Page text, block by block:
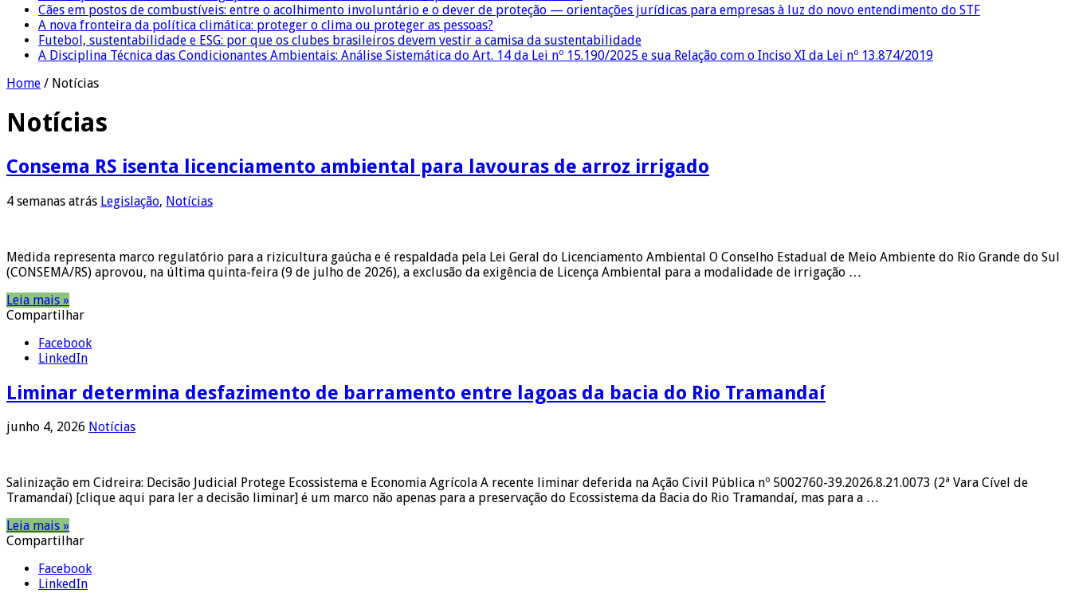
Cães em postos de combustíveis: entre o acolhimento involuntário e o dever de proteção — orientações jurídicas para empresas à luz do novo entendimento do STF
A nova fronteira da política climática: proteger o clima ou proteger as pessoas?
Futebol, sustentabilidade e ESG: por que os clubes brasileiros devem vestir a camisa da sustentabilidade
A Disciplina Técnica das Condicionantes Ambientais: Análise Sistemática do Art. 14 da Lei nº 15.190/2025 e sua Relação com o Inciso XI da Lei nº 13.874/2019
Home / Notícias
Notícias
Consema RS isenta licenciamento ambiental para lavouras de arroz irrigado
4 semanas atrás Legislação, Notícias
Medida representa marco regulatório para a rizicultura gaúcha e é respaldada pela Lei Geral do Licenciamento Ambiental O Conselho Estadual de Meio Ambiente do Rio Grande do Sul
(CONSEMA/RS) aprovou, na última quinta-feira (9 de julho de 2026), a exclusão da exigência de Licença Ambiental para a modalidade de irrigação …
Leia mais »
Compartilhar
Facebook
LinkedIn
Liminar determina desfazimento de barramento entre lagoas da bacia do Rio Tramandaí
junho 4, 2026 Notícias
Salinização em Cidreira: Decisão Judicial Protege Ecossistema e Economia Agrícola A recente liminar deferida na Ação Civil Pública nº 5002760-39.2026.8.21.0073 (2ª Vara Cível de
Tramandaí) [clique aqui para ler a decisão liminar] é um marco não apenas para a preservação do Ecossistema da Bacia do Rio Tramandaí, mas para a …
Leia mais »
Compartilhar
Facebook
LinkedIn